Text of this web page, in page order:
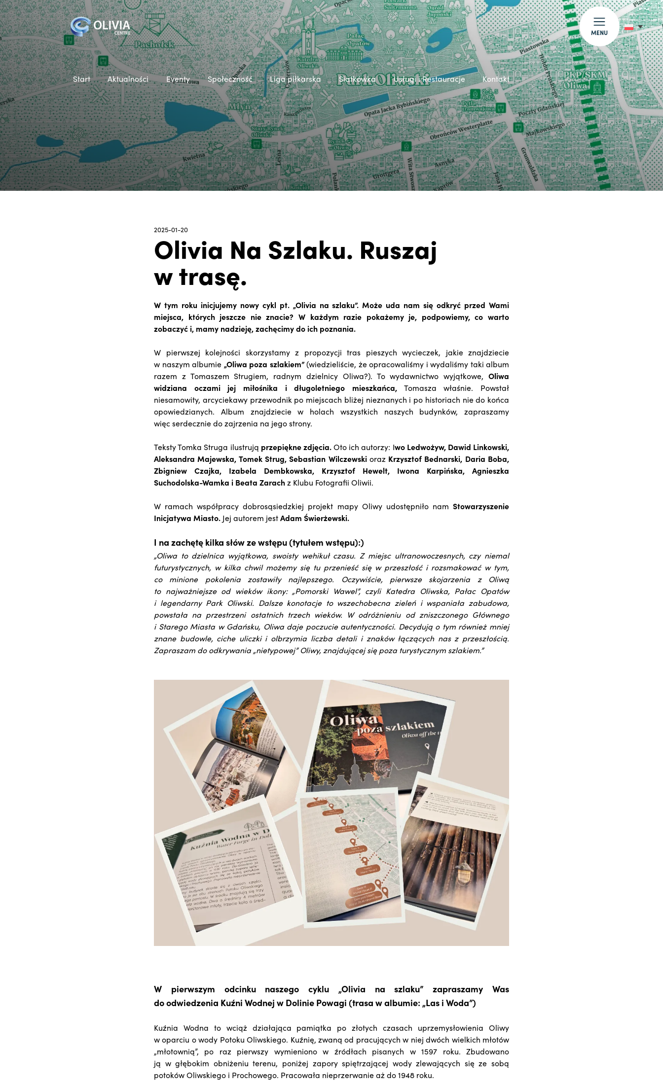
MENU
Start Aktualności Eventy Społeczność Liga piłkarska Siatkówka Usługi i Restauracje Kontakt
2025-01-20
Olivia Na Szlaku. Ruszaj
w trasę.
W tym roku inicjujemy nowy cykl pt. „Olivia na szlaku”. Może uda nam się odkryć przed Wami
miejsca, których jeszcze nie znacie? W każdym razie pokażemy je, podpowiemy, co warto
zobaczyć i, mamy nadzieję, zachęcimy do ich poznania.
W pierwszej kolejności skorzystamy z propozycji tras pieszych wycieczek, jakie znajdziecie
w naszym albumie „Oliwa poza szlakiem”(wiedzieliście, że opracowaliśmy i wydaliśmy taki album
razem z Tomaszem Strugiem, radnym dzielnicy Oliwa?). To wydawnictwo wyjątkowe, Oliwa
widziana oczami jej miłośnika i długoletniego mieszkańca, Tomasza właśnie. Powstał
niesamowity, arcyciekawy przewodnik po miejscach bliżej nieznanych i po historiach nie do końca
opowiedzianych. Album znajdziecie w holach wszystkich naszych budynków, zapraszamy
więc serdecznie do zajrzenia na jego strony.
Teksty Tomka Struga ilustrują przepiękne zdjęcia.Oto ich autorzy: Iwo Ledwożyw, Dawid Linkowski,
Aleksandra Majewska, Tomek Strug, Sebastian Wilczewskioraz Krzysztof Bednarski, Daria Boba,
Zbigniew Czajka, Izabela Dembkowska, Krzysztof Hewelt, Iwona Karpińska, Agnieszka
Suchodolska-Wamka i Beata Zarachz Klubu Fotografii Oliwii.
W ramach współpracy dobrosąsiedzkiej projekt mapy Oliwy udostępniło nam Stowarzyszenie
Inicjatywa Miasto. Jej autorem jestAdam Świerżewski.
I na zachętę kilka słów ze wstępu (tytułem wstępu):)
„Oliwa to dzielnica wyjątkowa, swoisty wehikuł czasu. Z miejsc ultranowoczesnych, czy niemal
futurystycznych, w kilka chwil możemy się tu przenieść się w przeszłość i rozsmakować w tym,
co minione pokolenia zostawiły najlepszego. Oczywiście, pierwsze skojarzenia z Oliwą
to najważniejsze od wieków ikony: „Pomorski Wawel”, czyli Katedra Oliwska, Pałac Opatów
i legendarny Park Oliwski. Dalsze konotacje to wszechobecna zieleń i wspaniała zabudowa,
powstała na przestrzeni ostatnich trzech wieków. W odróżnieniu od zniszczonego Głównego
i Starego Miasta w Gdańsku, Oliwa daje poczucie autentyczności. Decydują o tym również mniej
znane budowle, ciche uliczki i olbrzymia liczba detali i znaków łączących nas z przeszłością.
Zapraszam do odkrywania „nietypowej” Oliwy, znajdującej się poza turystycznym szlakiem.”
W pierwszym odcinku naszego cyklu „Olivia na szlaku” zapraszamy Was
do odwiedzenia Kuźni Wodnej w Dolinie Powagi (trasa w albumie: „Las i Woda”)
Kuźnia Wodna to wciąż działająca pamiątka po złotych czasach uprzemysłowienia Oliwy
w oparciu o wody Potoku Oliwskiego. Kuźnię, zwaną od pracujących w niej dwóch wielkich młotów
„młotownią”, po raz pierwszy wymieniono w źródłach pisanych w 1597 roku. Zbudowano
ją w głębokim obniżeniu terenu, poniżej zapory spiętrzającej wody zlewających się ze sobą
potoków Oliwskiego i Prochowego. Pracowała nieprzerwanie aż do 1948 roku.